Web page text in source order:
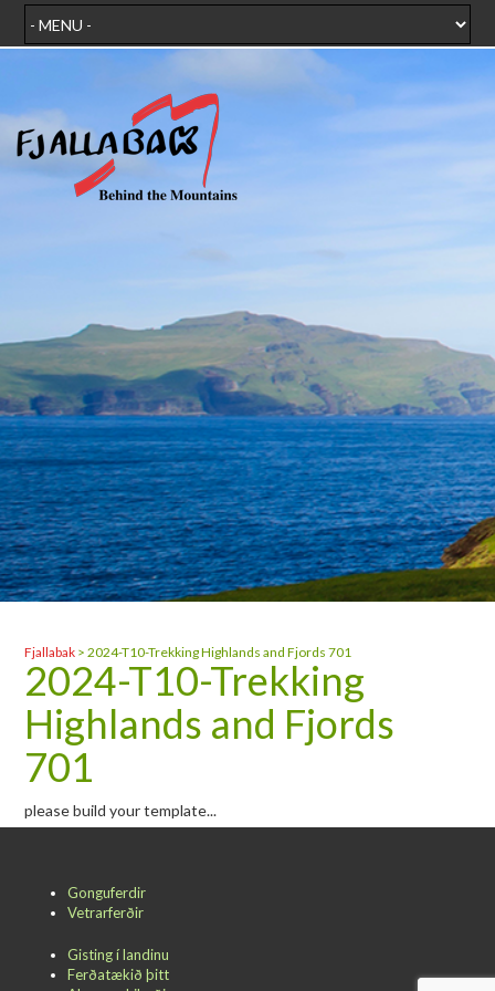
Fjallabak >2024-T10-Trekking Highlands and Fjords 701
2024-T10-Trekking
Highlands and Fjords
701
please build your template...
Gonguferdir
Vetrarferðir
Gisting í landinu
Ferðatækið þitt